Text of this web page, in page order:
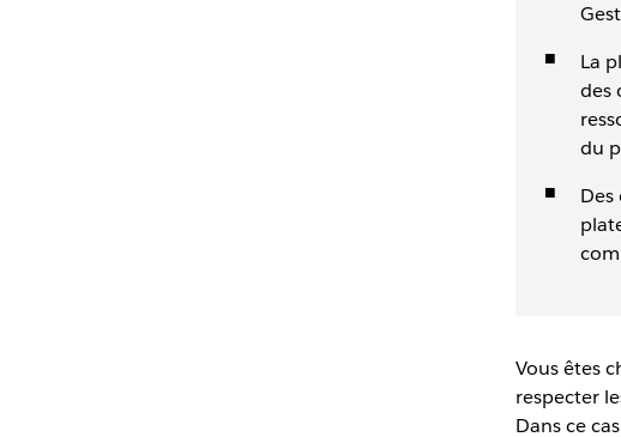
La
des
du
Vous êtes
respecter
Dans ce